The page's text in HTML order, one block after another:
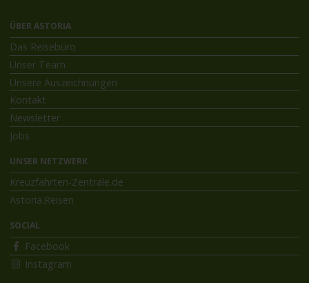
ÜBER ASTORIA
Das Reisebüro
Unser Team
Unsere Auszeichnungen
Kontakt
Newsletter
Jobs
UNSER NETZWERK
Kreuzfahrten-Zentrale.de
Astoria.Reisen
SOCIAL
Facebook
Instagram